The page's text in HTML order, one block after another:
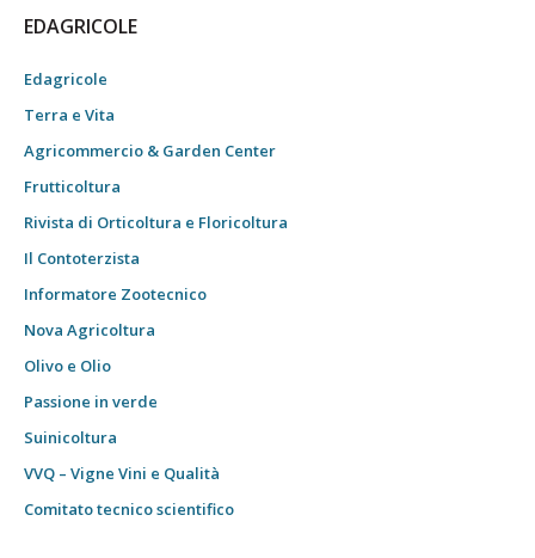
EDAGRICOLE
Edagricole
Terra e Vita
Agricommercio & Garden Center
Frutticoltura
Rivista di Orticoltura e Floricoltura
Il Contoterzista
Informatore Zootecnico
Nova Agricoltura
Olivo e Olio
Passione in verde
Suinicoltura
VVQ – Vigne Vini e Qualità
Comitato tecnico scientifico